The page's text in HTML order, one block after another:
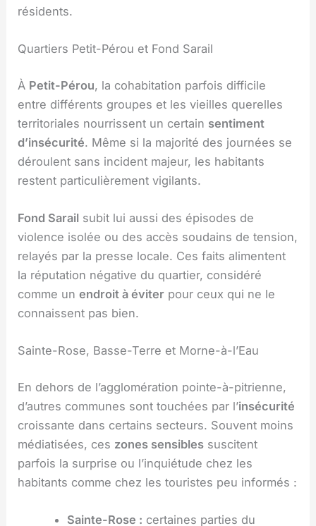
résidents.
Quartiers Petit-Pérou et Fond Sarail
À Petit-Pérou, la cohabitation parfois difficile
entre différents groupes et les vieilles querelles
territoriales nourrissent un certain sentiment
d’insécurité. Même si la majorité des journées se
déroulent sans incident majeur, les habitants
restent particulièrement vigilants.
Fond Sarail subit lui aussi des épisodes de
violence isolée ou des accès soudains de tension,
relayés par la presse locale. Ces faits alimentent
la réputation négative du quartier, considéré
comme unendroit à éviter pour ceux qui ne le
connaissent pas bien.
Sainte-Rose, Basse-Terre et Morne-à-l’Eau
En dehors de l’agglomération pointe-à-pitrienne,
d’autres communes sont touchées par l’insécurité
croissante dans certains secteurs. Souvent moins
médiatisées, ces zones sensibles suscitent
parfois la surprise ou l’inquiétude chez les
habitants comme chez les touristes peu informés :
Sainte-Rose : certaines parties du